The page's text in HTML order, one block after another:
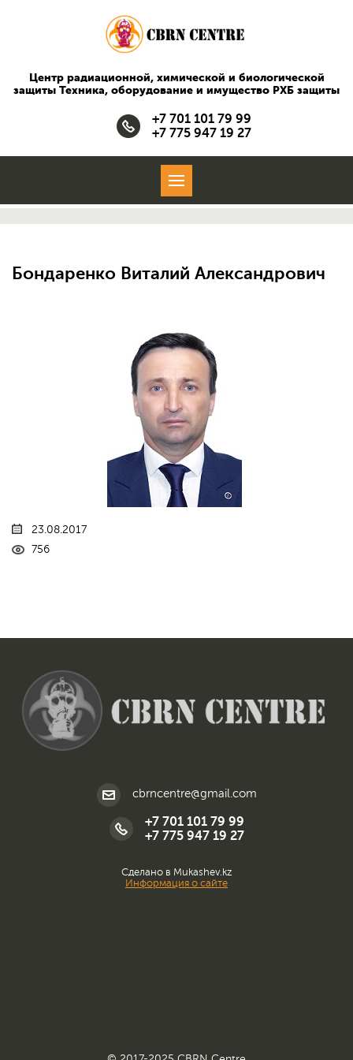
Центр радиационной, химической и биологической
защиты Техника, оборудование и имущество РХБ защиты
+7 701 101 79 99
+7 775 947 19 27
Бондаренко Виталий Александрович
23.08.2017
756
cbrncentre@gmail.com
+7 701 101 79 99
+7 775 947 19 27
Сделано в Mukashev.kz
Информация о сайте